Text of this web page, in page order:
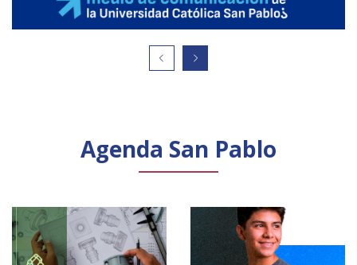
Agenda San Pablo